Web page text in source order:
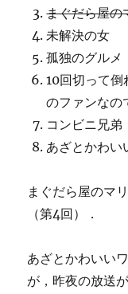
まぐだら屋
未解決の女
孤独のグルメ
10回切って
のファンなの
コンビニ兄
あざとかわい
まぐだら屋のマ
（第4回）．
あざとかわいい
が，昨夜の放送